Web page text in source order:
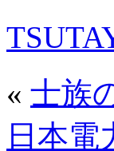
« 士族
日本